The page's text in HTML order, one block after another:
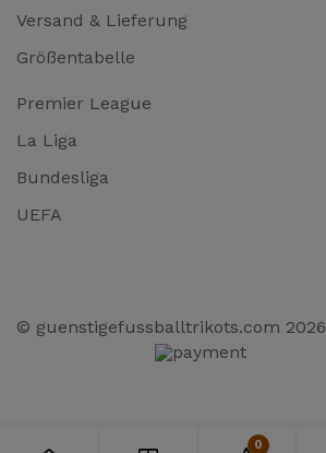
Versand & Lieferung
Größentabelle
Premier League
La Liga
Bundesliga
UEFA
© guenstigefussballtrikots.com 2026
0